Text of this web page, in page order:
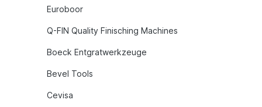
Euroboor
Q-FIN Quality Finisching Machines
Boeck Entgratwerkzeuge
Bevel Tools
Cevisa